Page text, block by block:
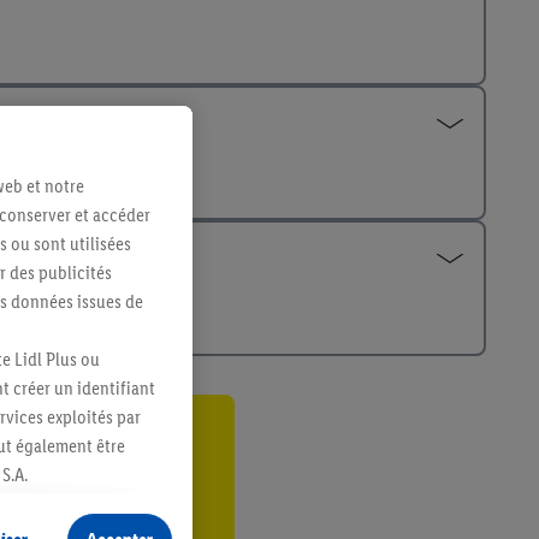
et notre
et accéder
ou sont utilisées
des publicités
données issues de
Lidl Plus ou
créer un identifiant
exploités par
également être
sans procéder à